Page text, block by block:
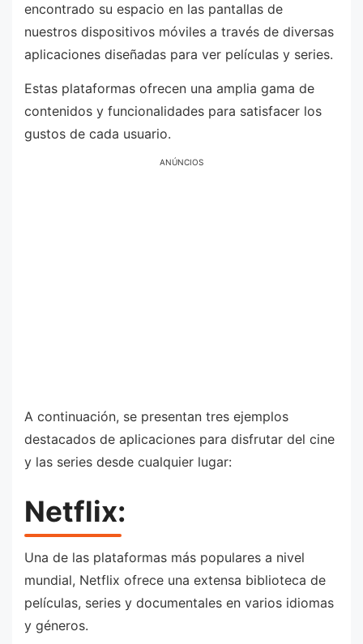
encontrado su espacio en las pantallas de
nuestros dispositivos móviles a través de diversas
aplicaciones diseñadas para ver películas y series.
Estas plataformas ofrecen una amplia gama de
contenidos y funcionalidades para satisfacer los
gustos de cada usuario.
ANÚNCIOS
A continuación, se presentan tres ejemplos
destacados de aplicaciones para disfrutar del cine
y las series desde cualquier lugar:
Netflix:
Una de las plataformas más populares a nivel
mundial, Netflix ofrece una extensa biblioteca de
películas, series y documentales en varios idiomas
y géneros.